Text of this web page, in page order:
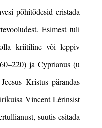
põhitõdesid eristada
Esimest tuli
kriitiline või leppiv
–220) ja Cyprianus (u
Kristus pärandas
Vincent Lérinsist
suutis esitada